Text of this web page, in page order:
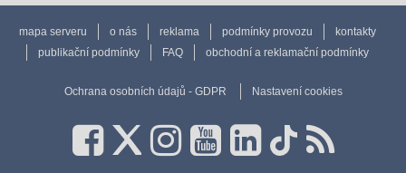
mapa serveru o nás reklama podmínky provozu
kontakty
publikační podmínky
FAQ obchodní a reklamační podmínky
Ochrana osobních údajů - GDPR Nastavení cookies